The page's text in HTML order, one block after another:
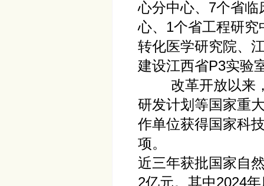
心分中心、7个省
心、1个省工程研
转化医学研究院、
建设江西省P3实验
改革开放以来，
研发计划等国家重
作单位获得国家科
项。
近三年获批国家自
2亿元。其中2024